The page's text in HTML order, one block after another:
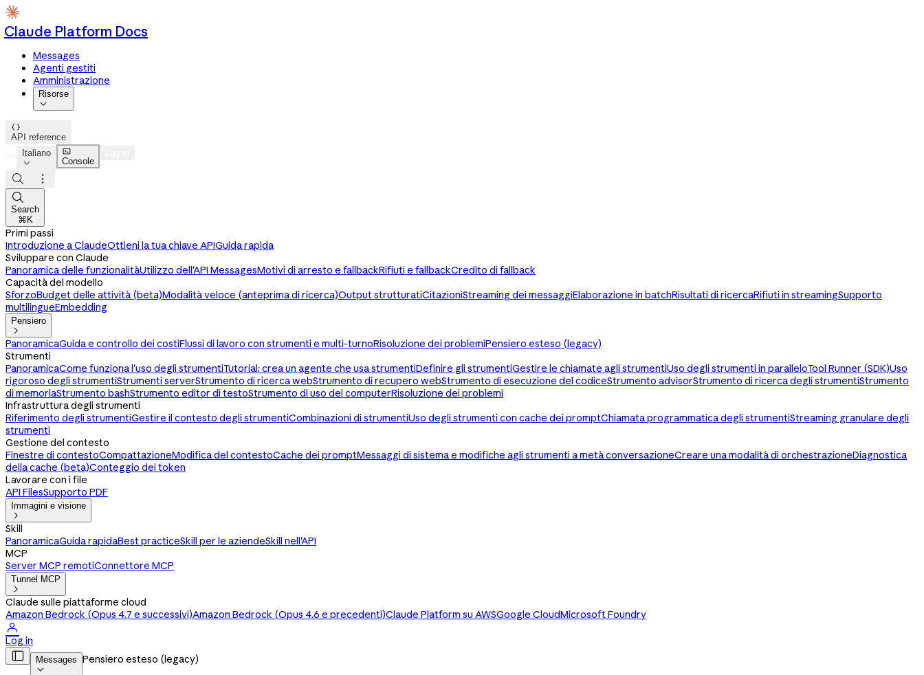
Claude Platform Docs
Messages
Agenti gestiti
Amministrazione
Risorse


API reference
Italiano


Console



Search
⌘K
Primi passi
Introduzione a ClaudeOttieni la tua chiave APIGuida rapida
Sviluppare con Claude
Panoramica delle funzionalitàUtilizzo dell'API MessagesMotivi di arresto e fallbackRifiuti e fallbackCredito di fallback
Capacità del modello
SforzoBudget delle attività (beta)Modalità veloce (anteprima di ricerca)Output strutturatiCitazioniStreaming dei messaggiElaborazione in batchRisultati di ricercaRifiuti in streamingSupporto
multilingueEmbedding
Pensiero

PanoramicaGuida e controllo dei costiFlussi di lavoro con strumenti e multi-turnoRisoluzione dei problemiPensiero esteso (legacy)
Strumenti
PanoramicaCome funziona l'uso degli strumentiTutorial: crea un agente che usa strumentiDefinire gli strumentiGestire le chiamate agli strumentiUso degli strumenti in paralleloTool Runner (SDK)Uso
rigoroso degli strumentiStrumenti serverStrumento di ricerca webStrumento di recupero webStrumento di esecuzione del codiceStrumento advisorStrumento di ricerca degli strumentiStrumento
di memoriaStrumento bashStrumento editor di testoStrumento di uso del computerRisoluzione dei problemi
Infrastruttura degli strumenti
Riferimento degli strumentiGestire il contesto degli strumentiCombinazioni di strumentiUso degli strumenti con cache dei promptChiamata programmatica degli strumentiStreaming granulare degli
strumenti
Gestione del contesto
Finestre di contestoCompattazioneModifica del contestoCache dei promptMessaggi di sistema e modifiche agli strumenti a metà conversazioneCreare una modalità di orchestrazioneDiagnostica
della cache (beta)Conteggio dei token
Lavorare con i file
API FilesSupporto PDF
Immagini e visione

Skill
PanoramicaGuida rapidaBest practiceSkill per le aziendeSkill nell'API
MCP
Server MCP remotiConnettore MCP
Tunnel MCP

Claude sulle piattaforme cloud
Amazon Bedrock (Opus 4.7 e successivi)Amazon Bedrock (Opus 4.6 e precedenti)Claude Platform su AWSGoogle CloudMicrosoft Foundry

Log in
 Messages

Pensiero esteso (legacy)